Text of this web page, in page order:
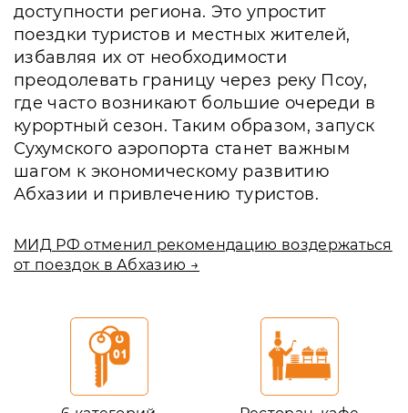
доступности региона. Это упростит
поездки туристов и местных жителей,
избавляя их от необходимости
преодолевать границу через реку Псоу,
где часто возникают большие очереди в
курортный сезон. Таким образом, запуск
Сухумского аэропорта станет важным
шагом к экономическому развитию
Абхазии и привлечению туристов.
МИД РФ отменил рекомендацию воздержаться
от поездок в Абхазию →